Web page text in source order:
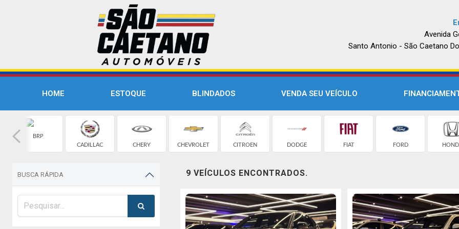
Avenida
Santo Antonio - São Caetano
HOME ESTOQUE BLINDADOS VENDA SEU VEÍCULO
BRP
CADILLAC
CHERY CHEVROLET CITROEN DODGE FIAT FORD
BUSCA RÁPIDA 9 VEÍCULOS ENCONTRADOS.